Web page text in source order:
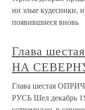
ни злые кудесники,
появившиеся вновь
Глава
НА
Глава шестая
РУСЬ Шел декабрь